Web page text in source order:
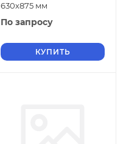
630х875 мм
По запросу
КУПИТЬ